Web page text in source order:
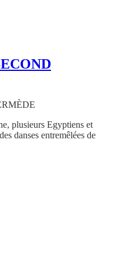
plusieurs Egyptiens et
danses entremêlées de